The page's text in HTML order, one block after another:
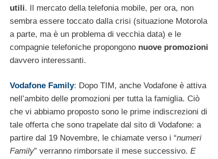
utili. Il mercato della telefonia mobile, per ora, non
sembra essere toccato dalla crisi (situazione Motorola
a parte, ma è un problema di vecchia data) e le
compagnie telefoniche propongono nuove promozioni
davvero interessanti.
Vodafone Family: Dopo TIM, anche Vodafone è attiva
nell’ambito delle promozioni per tutta la famiglia. Ciò
che vi abbiamo proposto sono le prime indiscrezioni di
tale offerta che sono trapelate dal sito di Vodafone: a
partire dal 19 Novembre, le chiamate verso i “numeri
Family” verranno rimborsate il mese successivo. E